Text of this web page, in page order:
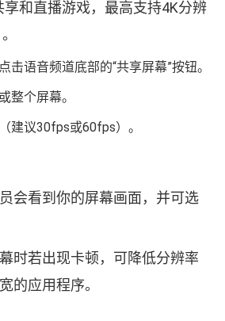
和直播游戏，最高支持4K分辨
击语音频道底部的“共享屏幕”按钮。
整个屏幕。
建议30fps或60fps）。
会看到你的屏幕画面，并可选
时若出现卡顿，可降低分辨率
的应用程序。